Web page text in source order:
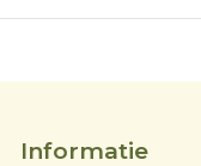
Informatie